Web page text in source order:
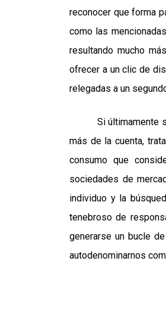
reconocer que forma
como las
resultando mucho
ofrecer a un clic de
relegadas a un
Si últimamente
más de la cuenta,
consumo que
sociedades de
individuo y la
tenebroso de
generarse un bucle
autodenominarnos